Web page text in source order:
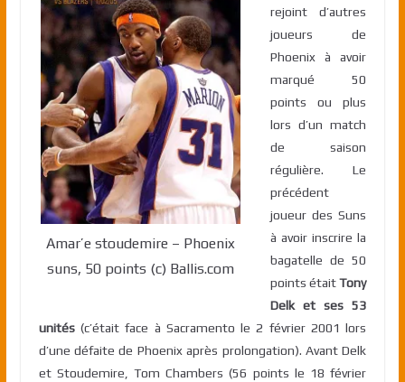
Amar’e stoudemire – Phoenix
suns, 50 points (c) Ballis.com
rejoint d’autres
joueurs de
Phoenix à avoir
marqué 50
points ou plus
lors d’un match
de saison
régulière. Le
précédent
joueur des Suns
à avoir inscrire la
bagatelle de 50
points étaitTony
Delk et ses 53
unités(c’était face à Sacramento le 2 février 2001 lors
d’une défaite de Phoenix après prolongation). Avant Delk
et Stoudemire, Tom Chambers (56 points le 18 février